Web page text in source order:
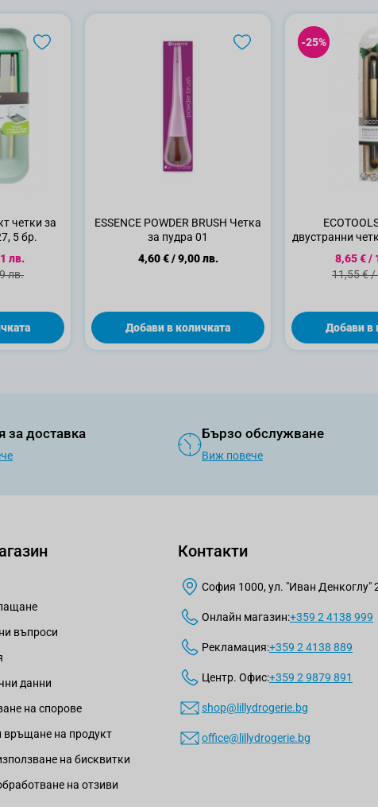
четки за
5 бр.
лв.
лв.
ESSENCE POWDER BRUSH Четка
за пудра 01
4,60 €/9,00 лв.
Добави в количката
-25%
-25%
двустранни
8,65 €/
11,55 €/
Добави в
за доставка Бързо обслужване
Виж повече
въпроси
данни
на спорове
връщане на продукт
на бисквитки
на отзиви
Контакти
София 1000, ул. "Иван Денкоглу"
Онлайн магазин:+359 2 4138 999
Рекламация:+359 2 4138 889
Центр. Офис:+359 2 9879 891
shop@lillydrogerie.bg
office@lillydrogerie.bg